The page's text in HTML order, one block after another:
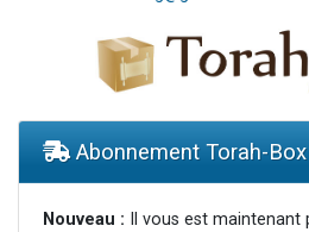
Abonnement Torah-
Nouveau : Il vous est maintenant